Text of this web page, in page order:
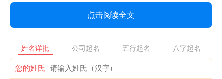
点击阅读全文
姓名详批 公司起名 五行起名 八字起名
您的姓氏